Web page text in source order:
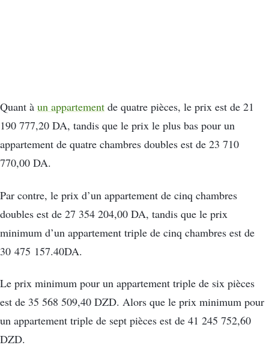
Quant à un appartement de quatre pièces, le prix est de 21
190 777,20 DA, tandis que le prix le plus bas pour un
appartement de quatre chambres doubles est de 23 710
770,00 DA.
Par contre, le prix d’un appartement de cinq chambres
doubles est de 27 354 204,00 DA, tandis que le prix
minimum d’un appartement triple de cinq chambres est de
30 475 157.40DA.
Le prix minimum pour un appartement triple de six pièces
est de 35 568 509,40 DZD. Alors que le prix minimum pour
un appartement triple de sept pièces est de 41 245 752,60
DZD.